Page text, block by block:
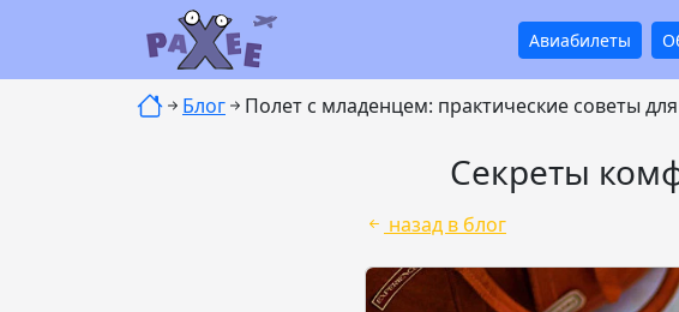
Авиабилеты
Блог Полет с младенцем: практические советы
Секреты
назад в блог